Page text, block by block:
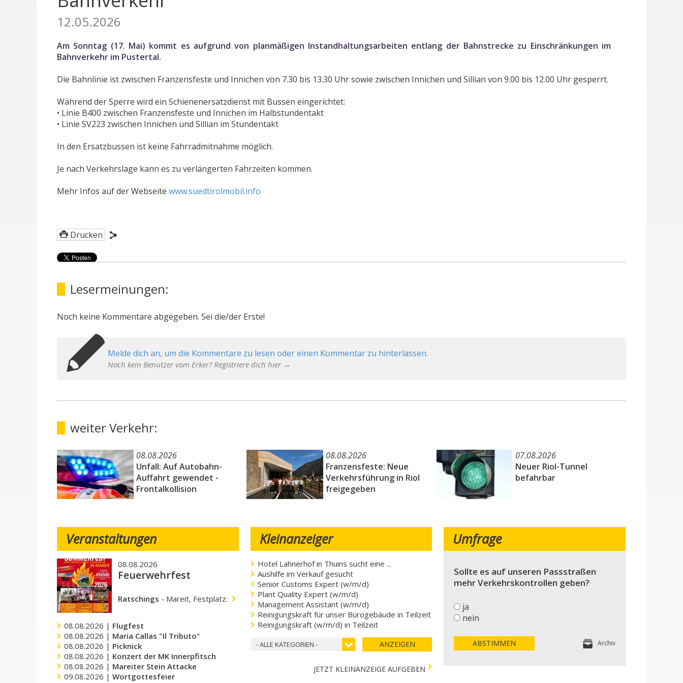
12.05.2026
Am Sonntag (17. Mai) kommt es aufgrund von planmäßigen Instandhaltungsarbeiten entlang der Bahnstrecke zu Einschränkungen im
Bahnverkehr im Pustertal.
Die Bahnlinie ist zwischen Franzensfeste und Innichen von 7.30 bis 13.30 Uhr sowie zwischen Innichen und Sillian von 9.00 bis 12.00 Uhr gesperrt.
Während der Sperre wird ein Schienenersatzdienst mit Bussen eingerichtet:
• Linie B400 zwischen Franzensfeste und Innichen im Halbstundentakt
• Linie SV223 zwischen Innichen und Sillian im Stundentakt
In den Ersatzbussen ist keine Fahrradmitnahme möglich.
Je nach Verkehrslage kann es zu verlängerten Fahrzeiten kommen.
Mehr Infos auf der Webseite www.suedtirolmobil.info
Drucken
Lesermeinungen:
Noch keine Kommentare abgegeben. Sei die/der Erste!
Melde dich an, um die Kommentare zu lesen oder einen Kommentar zu hinterlassen.
Noch kein Benutzer vom Erker? Registriere dich hier →
weiter Verkehr:
08.08.2026
Unfall: Auf Autobahn-
Auffahrt gewendet -
Frontalkollision
08.08.2026
Franzensfeste: Neue
Verkehrsführung in Riol
freigegeben
07.08.2026
Neuer Riol-Tunnel
befahrbar
Veranstaltungen
08.08.2026
Feuerwehrfest
Ratschings - Mareit, Festplatz.
08.08.2026 | Flugfest
08.08.2026 | Maria Callas "Il Tributo"
08.08.2026 | Picknick
08.08.2026 | Konzert der MK Innerpfitsch
08.08.2026 | Mareiter Stein Attacke
09.08.2026 | Wortgottesfeier
Kleinanzeiger
Hotel Lahnerhof in Thuins sucht eine ...
Aushilfe im Verkauf gesucht
Senior Customs Expert (w/m/d)
Plant Quality Expert (w/m/d)
Management Assistant (w/m/d)
Reinigungskraft für unser Bürogebäude in Teilzeit
Reinigungskraft (w/m/d) in Teilzeit
- ALLE KATEGORIEN - ANZEIGEN
JETZT KLEINANZEIGE AUFGEBEN
Umfrage
Sollte es auf unseren Passstraßen
mehr Verkehrskontrollen geben?
ja
nein
ABSTIMMEN Archiv